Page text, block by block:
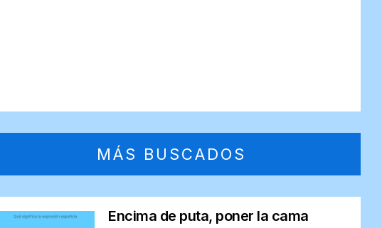
MÁS BUSCADOS
Encima de puta, poner la cama